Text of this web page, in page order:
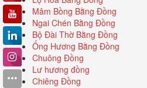
Mâm Bồng Bằng Đồng
Ngai Chén Bằng Đồng
Bộ Đài Thờ Bằng Đồng
Ống Hương Bằng Đồng
Chuông Đồng
Lư hương đồng
Chiêng Đồng